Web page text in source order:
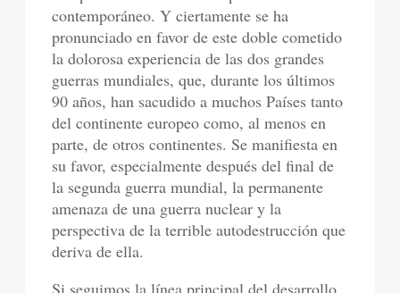
contemporáneo. Y ciertamente se ha
pronunciado en favor de este doble cometido
la dolorosa experiencia de las dos grandes
guerras mundiales, que, durante los últimos
90 años, han sacudido a muchos Países tanto
del continente europeo como, al menos en
parte, de otros continentes. Se manifiesta en
su favor, especialmente después del final de
la segunda guerra mundial, la permanente
amenaza de una guerra nuclear y la
perspectiva de la terrible autodestrucción que
deriva de ella.
Si seguimos la línea principal del desarrollo